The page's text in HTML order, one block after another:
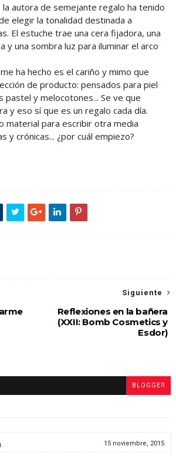
la autora de semejante regalo ha tenido
elegir la tonalidad destinada a
El estuche trae una cera fijadora, una
y una sombra luz para iluminar el arco
ha hecho es el cariño y mimo que
de producto: pensados para piel
pastel y melocotones... Se ve que
y eso sí que es un regalo cada día.
material para escribir otra media
y crónicas... ¿por cuál empiezo?
Siguiente
Reflexiones en la bañera
(XXII: Bomb Cosmetics y
Esdor)
BLOGGER
15 noviembre, 2015